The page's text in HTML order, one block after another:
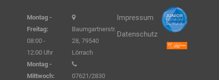
Montag -
Freitag:
08:00 -
12:00 Uhr
Montag -
Mittwoch:
Baumgartnerstr.
28, 79540
Lörrach
07621/2830
Impressum
Datenschutz